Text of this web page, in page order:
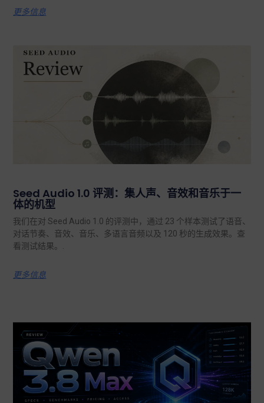
更多信息
Seed Audio 1.0 评测：集人声、音效和音乐于一
体的机型
我们在对 Seed Audio 1.0 的评测中，通过 23 个样本测试了语音、
对话节奏、音效、音乐、多语言音频以及 120 秒的生成效果。查
看测试结果。.
更多信息